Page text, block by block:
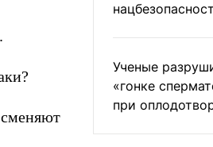
Ученые
«гонке
при